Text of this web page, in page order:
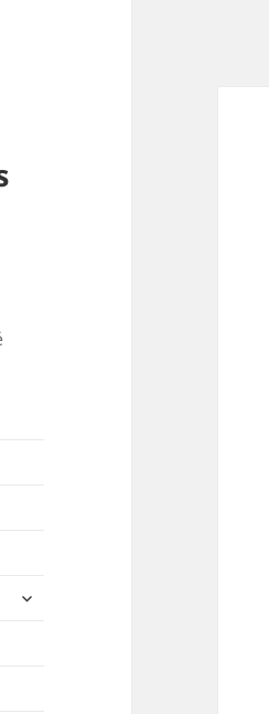
ouvrir